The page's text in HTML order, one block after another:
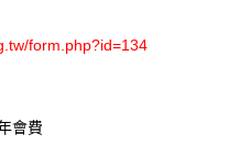
form.php?id=134
會費